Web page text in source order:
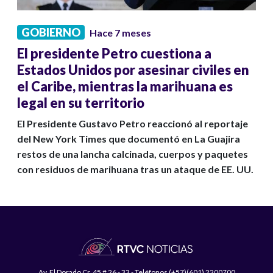
GOBIERNO Hace 7 meses
El presidente Petro cuestiona a
Estados Unidos por asesinar civiles en
el Caribe, mientras la marihuana es
legal en su territorio
El Presidente Gustavo Petro reaccionó al reportaje
del New York Times que documentó en La Guajira
restos de una lancha calcinada, cuerpos y paquetes
con residuos de marihuana tras un ataque de EE. UU.